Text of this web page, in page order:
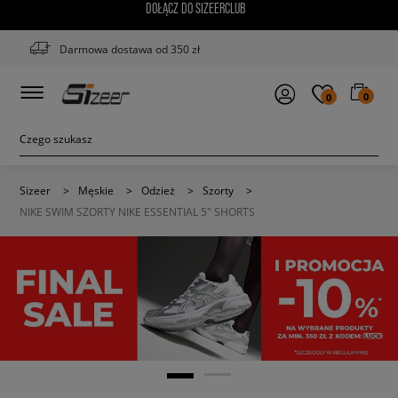
DOŁĄCZ DO SIZEERCLUB
Darmowa dostawa od 350 zł
0 0
Sizeer > Męskie > Odzież > Szorty
>
NIKE SWIM SZORTY NIKE ESSENTIAL 5" SHORTS